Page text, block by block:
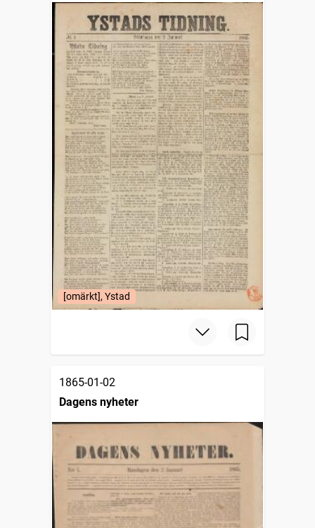
[omärkt], Ystad
1865-01-02
Dagens nyheter